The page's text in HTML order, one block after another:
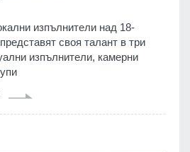
изпълнители над 18-
своя талант в три
изпълнители, камерни